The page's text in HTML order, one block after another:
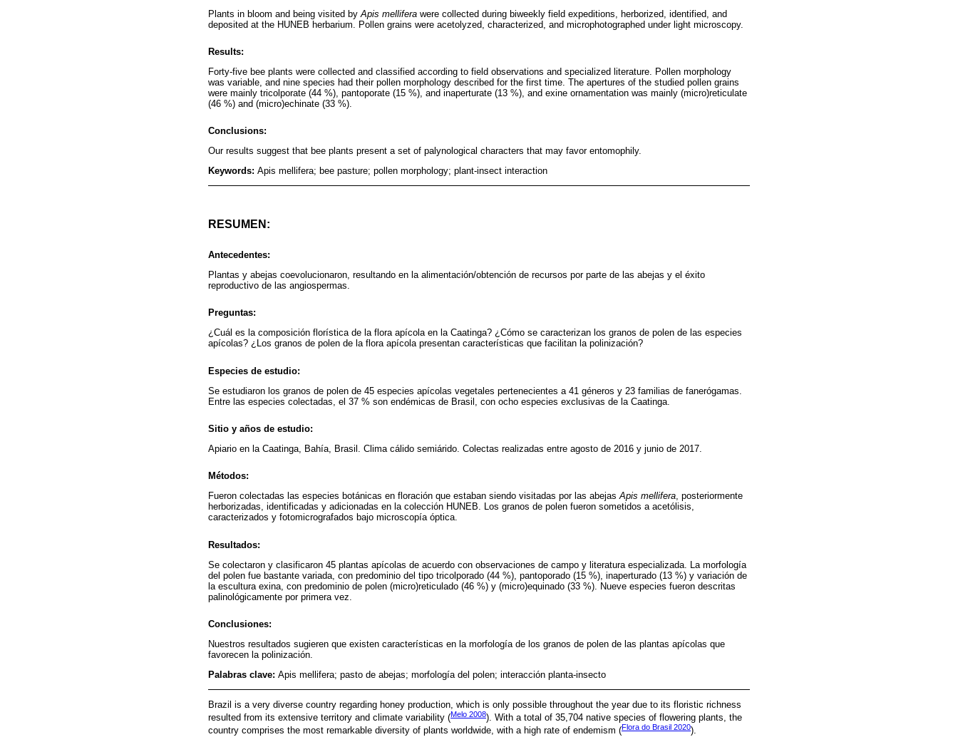
Plants in bloom and being visited by Apis mellifera were collected during biweekly field expeditions, herborized, identified, and
deposited at the HUNEB herbarium. Pollen grains were acetolyzed, characterized, and microphotographed under light microscopy.
Results:
Forty-five bee plants were collected and classified according to field observations and specialized literature. Pollen morphology
was variable, and nine species had their pollen morphology described for the first time. The apertures of the studied pollen grains
were mainly tricolporate (44 %), pantoporate (15 %), and inaperturate (13 %), and exine ornamentation was mainly (micro)reticulate
(46 %) and (micro)echinate (33 %).
Conclusions:
Our results suggest that bee plants present a set of palynological characters that may favor entomophily.
Keywords: Apis mellifera; bee pasture; pollen morphology; plant-insect interaction
RESUMEN:
Antecedentes:
Plantas y abejas coevolucionaron, resultando en la alimentación/obtención de recursos por parte de las abejas y el éxito
reproductivo de las angiospermas.
Preguntas:
¿Cuál es la composición florística de la flora apícola en la Caatinga? ¿Cómo se caracterizan los granos de polen de las especies
apícolas? ¿Los granos de polen de la flora apícola presentan características que facilitan la polinización?
Especies de estudio:
Se estudiaron los granos de polen de 45 especies apícolas vegetales pertenecientes a 41 géneros y 23 familias de fanerógamas.
Entre las especies colectadas, el 37 % son endémicas de Brasil, con ocho especies exclusivas de la Caatinga.
Sitio y años de estudio:
Apiario en la Caatinga, Bahía, Brasil. Clima cálido semiárido. Colectas realizadas entre agosto de 2016 y junio de 2017.
Métodos:
Fueron colectadas las especies botánicas en floración que estaban siendo visitadas por las abejasApis mellifera, posteriormente
herborizadas, identificadas y adicionadas en la colección HUNEB. Los granos de polen fueron sometidos a acetólisis,
caracterizados y fotomicrografados bajo microscopía óptica.
Resultados:
Se colectaron y clasificaron 45 plantas apícolas de acuerdo con observaciones de campo y literatura especializada. La morfología
del polen fue bastante variada, con predominio del tipo tricolporado (44 %), pantoporado (15 %), inaperturado (13 %) y variación de
la escultura exina, con predominio de polen (micro)reticulado (46 %) y (micro)equinado (33 %). Nueve especies fueron descritas
palinológicamente por primera vez.
Conclusiones:
Nuestros resultados sugieren que existen características en la morfología de los granos de polen de las plantas apícolas que
favorecen la polinización.
Palabras clave: Apis mellifera; pasto de abejas; morfología del polen; interacción planta-insecto
Brazil is a very diverse country regarding honey production, which is only possible throughout the year due to its floristic richness
resulted from its extensive territory and climate variability (Melo 2008). With a total of 35,704 native species of flowering plants, the
country comprises the most remarkable diversity of plants worldwide, with a high rate of endemism (Flora do Brasil 2020).